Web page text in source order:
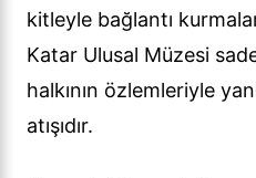
kitleyle bağlantı
Katar Ulusal Müzesi
halkının özlemleriyle
atışıdır.